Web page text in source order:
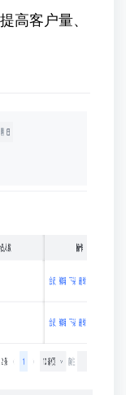
高客户量、